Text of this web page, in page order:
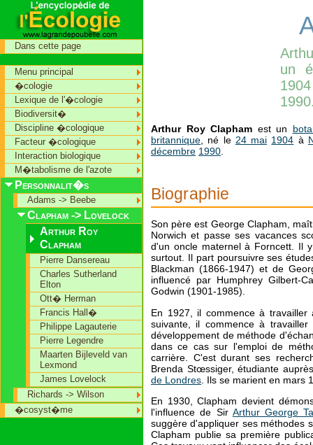
un
Arthur Roy Clapham est un
britannique , né le 24 mai 1904 à
décembre 1990
Biographie
Son père est George Clapham,
Norwich et passe ses vacances
d'un oncle maternel à Forncett. Il
surtout. Il part poursuivre ses
Blackman (1866-1947) et de
influencé par Humphrey Gilbert-
Godwin (1901-1985).
En 1927, il commence à
suivante, il commence à
développement de méthode
dans ce cas sur l'emploi de
carrière. C'est durant ses
Brenda Stœssiger, étudiante
de Londres . Ils se marient en mars
En 1930, Clapham devient
l'influence de Sir Arthur George
suggère d'appliquer ses méthodes
Clapham publie sa première
Dans cette page
Menu principal
�cologie
Lexique de l'�cologie
Biodiversit�
Discipline �cologique
Facteur �cologique
Interaction biologique
M�tabolisme de l'azote
Personnalit�s
Adams -> Beebe
Clapham -> Lovelock
Arthur Roy
Clapham
Pierre Dansereau
Charles Sutherland
Elton
Ott� Herman
Francis Hall�
Philippe Lagauterie
Pierre Legendre
Maarten Bijleveld van
Lexmond
James Lovelock
Richards -> Wilson
�cosyst�me